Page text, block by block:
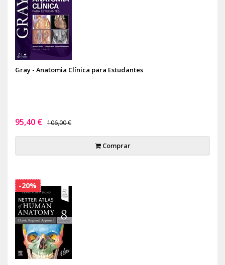
Gray - Anatomia Clínica para Estudantes
95,40 € 106,00 €
Comprar
-20%